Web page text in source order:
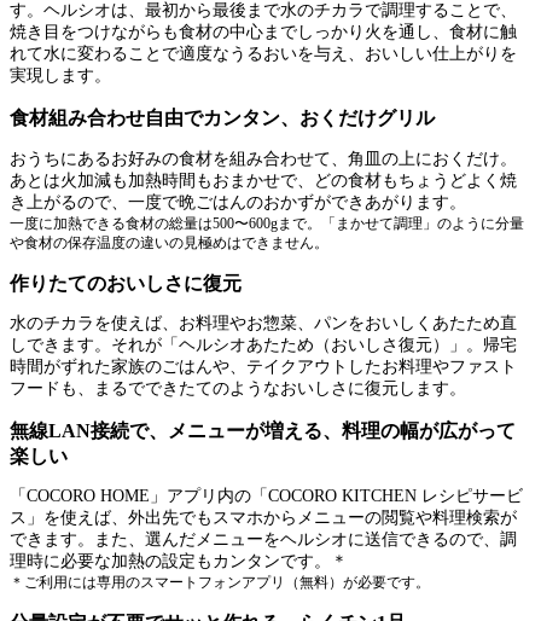
す。ヘルシオは、最初から最後まで水のチカラで調理することで、
焼き目をつけながらも食材の中心までしっかり火を通し、食材に触
れて水に変わることで適度なうるおいを与え、おいしい仕上がりを
実現します。
食材組み合わせ自由でカンタン、おくだけグリル
おうちにあるお好みの食材を組み合わせて、角皿の上におくだけ。
あとは火加減も加熱時間もおまかせで、どの食材もちょうどよく焼
き上がるので、一度で晩ごはんのおかずができあがります。
一度に加熱できる食材の総量は500〜600gまで。「まかせて調理」のように分量
や食材の保存温度の違いの見極めはできません。
作りたてのおいしさに復元
水のチカラを使えば、お料理やお惣菜、パンをおいしくあたため直
しできます。それが「ヘルシオあたため（おいしさ復元）」。帰宅
時間がずれた家族のごはんや、テイクアウトしたお料理やファスト
フードも、まるでできたてのようなおいしさに復元します。
無線LAN接続で、メニューが増える、料理の幅が広がって
楽しい
「COCORO HOME」アプリ内の「COCORO KITCHEN レシピサービ
ス」を使えば、外出先でもスマホからメニューの閲覧や料理検索が
できます。また、選んだメニューをヘルシオに送信できるので、調
理時に必要な加熱の設定もカンタンです。＊
＊ご利用には専用のスマートフォンアプリ（無料）が必要です。